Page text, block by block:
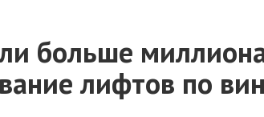
больше
лифтов по